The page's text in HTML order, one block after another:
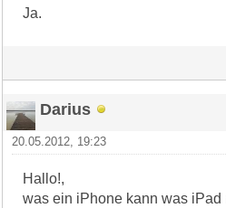
Ja.
Darius
20.05.2012, 19:23
Hallo!,
was ein iPhone kann was iPad